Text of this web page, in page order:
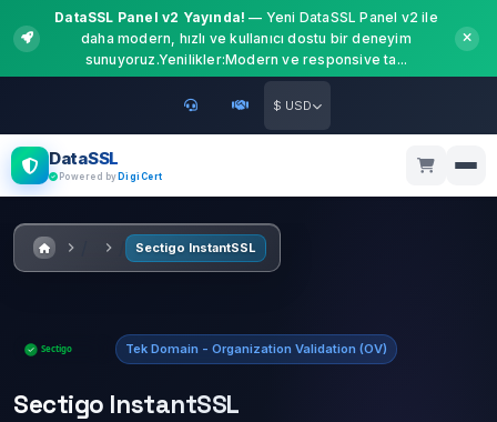
DataSSL Panel v2 Yayında! — Yeni DataSSL Panel v2 ile
daha modern, hızlı ve kullanıcı dostu bir deneyim
sunuyoruz.Yenilikler:Modern ve responsive ta...
$ USD
DataSSL
Powered by DigiCert
Sectigo InstantSSL
Tek Domain - Organization Validation (OV)
Sectigo InstantSSL